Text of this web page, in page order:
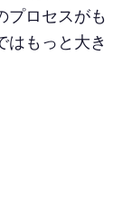
プロセスがも
はもっと大き